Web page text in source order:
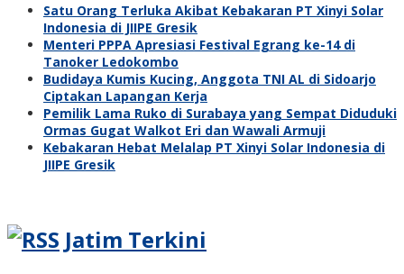
Satu Orang Terluka Akibat Kebakaran PT Xinyi Solar
Indonesia di JIIPE Gresik
Menteri PPPA Apresiasi Festival Egrang ke-14 di
Tanoker Ledokombo
Budidaya Kumis Kucing, Anggota TNI AL di Sidoarjo
Ciptakan Lapangan Kerja
Pemilik Lama Ruko di Surabaya yang Sempat Diduduki
Ormas Gugat Walkot Eri dan Wawali Armuji
Kebakaran Hebat Melalap PT Xinyi Solar Indonesia di
JIIPE Gresik
Jatim Terkini